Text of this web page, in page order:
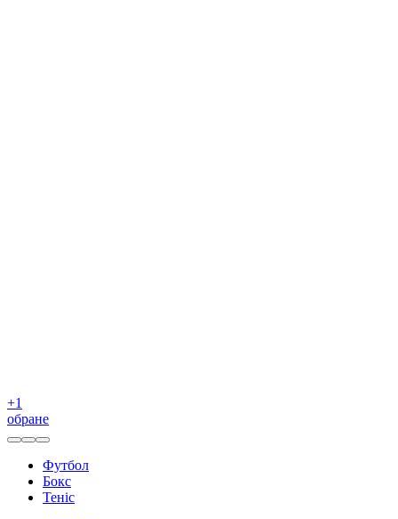
+1
обране
Футбол
Бокс
Теніс